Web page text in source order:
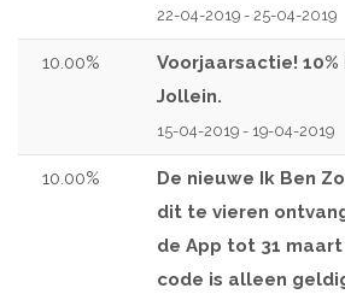
22-04-2019 - 25-04-2019
10.00%
Voorjaarsactie!
Jollein.
15-04-2019 - 19-04-2019
10.00%
De nieuwe Ik Ben
dit te vieren
de App tot 31 maart
code is alleen